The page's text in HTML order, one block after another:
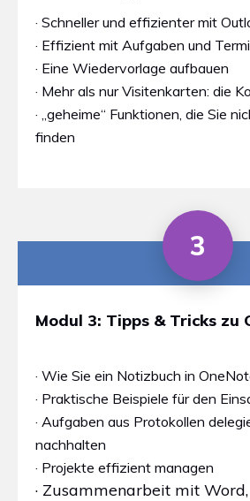
· Schneller und effizienter mit
· Effizient mit Aufgaben und
· Eine Wiedervorlage aufbauen
· Mehr als nur Visitenkarten: die
· „geheime“ Funktionen, die Sie
finden
3
Modul 3: Tipps & Tricks zu
· Wie Sie ein Notizbuch in
· Praktische Beispiele für den
· Aufgaben aus Protokollen
nachhalten
· Projekte effizient managen
· Zusammenarbeit mit